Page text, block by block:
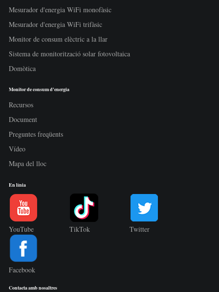
Mesurador d'energia WiFi monofàsic
Mesurador d'energia WiFi trifàsic
Monitor de consum elèctric a la llar
Sistema de monitorització solar fotovoltaica
Domòtica
Monitor de consum d'energia
Recursos
Document
Preguntes freqüents
Vídeo
Mapa del lloc
En línia
YouTube TikTok Twitter
Facebook
Contacta amb nosaltres